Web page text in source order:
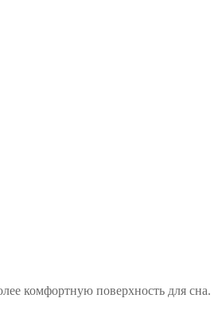
комфортную поверхность для сна.